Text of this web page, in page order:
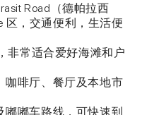
Road（德帕拉西
区，交通便利，生活便
非常适合爱好海滩和户
咖啡厅、餐厅及本地市
嘟嘟车路线，可快速到